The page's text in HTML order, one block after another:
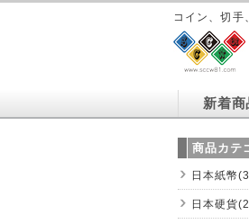
コイン、切手
新着商
商品カテ
日本紙幣
日本硬貨